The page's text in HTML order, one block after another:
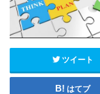
ツイート
はてブ